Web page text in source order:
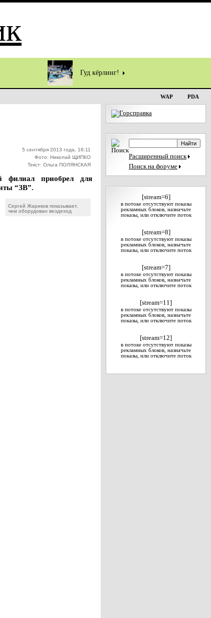
Гуд кёрлинг!
WAP PDA
5 сентября 2013 года, 16:11
Фото: Николай ЩИПКО
Текст: Ольга ПОЛЯНСКАЯ
филиал приобрел для
“ЗВ”.
Сергей Жариков показывает,
чем оборудован вездеход
Расширенный поиск
Поиск на форуме
[stream=6]
в потоке отсутствуют показы
рекламных блоков, назначьте
показы, или отключите поток
[stream=8]
в потоке отсутствуют показы
рекламных блоков, назначьте
показы, или отключите поток
[stream=7]
в потоке отсутствуют показы
рекламных блоков, назначьте
показы, или отключите поток
[stream=11]
в потоке отсутствуют показы
рекламных блоков, назначьте
показы, или отключите поток
[stream=12]
в потоке отсутствуют показы
рекламных блоков, назначьте
показы, или отключите поток